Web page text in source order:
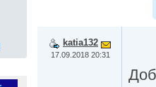
katia132
17.09.2018 20:31